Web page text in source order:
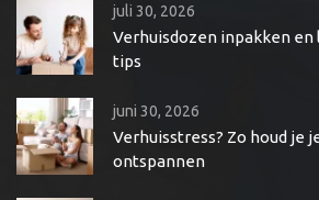
juli 30, 2026
Verhuisdozen inpakken
tips
juni 30, 2026
Verhuisstress? Zo houd je
ontspannen